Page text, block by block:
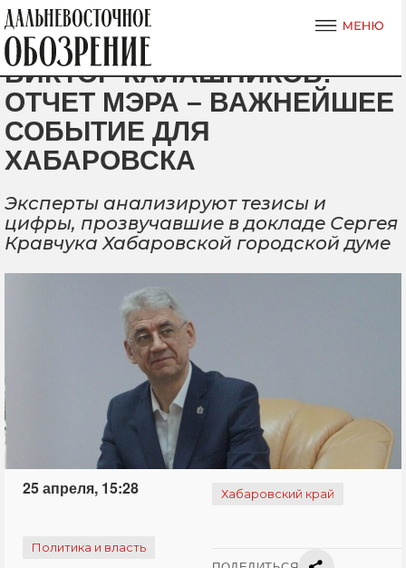
ВИКТОР КАЛАШНИКОВ:
ОТЧЕТ МЭРА – ВАЖНЕЙШЕЕ
СОБЫТИЕ ДЛЯ
ХАБАРОВСКА
Эксперты анализируют тезисы и
цифры, прозвучавшие в докладе Сергея
Кравчука Хабаровской городской думе
25 апреля, 15:28 Хабаровский край
Политика и власть